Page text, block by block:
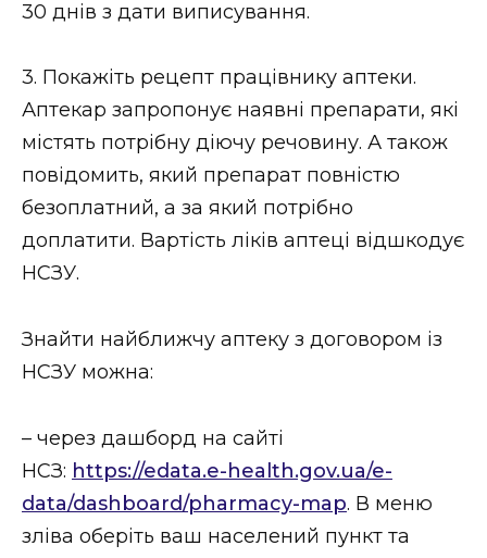
30 днів з дати виписування.
3. Покажіть рецепт працівнику аптеки.
Аптекар запропонує наявні препарати, які
містять потрібну діючу речовину. А також
повідомить, який препарат повністю
безоплатний, а за який потрібно
доплатити. Вартість ліків аптеці відшкодує
НСЗУ.
Знайти найближчу аптеку з договором із
НСЗУ можна:
– через дашборд на сайті
НСЗ: https://edata.e-health.gov.ua/e-
data/dashboard/pharmacy-map. В меню
зліва оберіть ваш населений пункт та